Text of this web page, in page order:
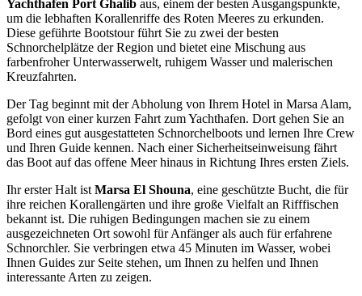
Yachthafen Port Ghalib aus, einem der besten Ausgangspunkte,
um die lebhaften Korallenriffe des Roten Meeres zu erkunden.
Diese geführte Bootstour führt Sie zu zwei der besten
Schnorchelplätze der Region und bietet eine Mischung aus
farbenfroher Unterwasserwelt, ruhigem Wasser und malerischen
Kreuzfahrten.
Der Tag beginnt mit der Abholung von Ihrem Hotel in Marsa Alam,
gefolgt von einer kurzen Fahrt zum Yachthafen. Dort gehen Sie an
Bord eines gut ausgestatteten Schnorchelboots und lernen Ihre Crew
und Ihren Guide kennen. Nach einer Sicherheitseinweisung fährt
das Boot auf das offene Meer hinaus in Richtung Ihres ersten Ziels.
Ihr erster Halt ist Marsa El Shouna, eine geschützte Bucht, die für
ihre reichen Korallengärten und ihre große Vielfalt an Rifffischen
bekannt ist. Die ruhigen Bedingungen machen sie zu einem
ausgezeichneten Ort sowohl für Anfänger als auch für erfahrene
Schnorchler. Sie verbringen etwa 45 Minuten im Wasser, wobei
Ihnen Guides zur Seite stehen, um Ihnen zu helfen und Ihnen
interessante Arten zu zeigen.